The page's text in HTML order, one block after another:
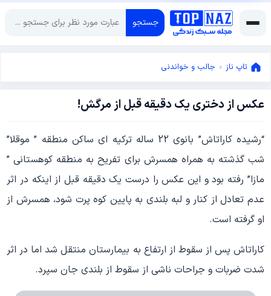
جستجو
تاپ ناز » جالب و خواندنی
عکس از دختری یک دقیقه قبل از مرگش!
آگوست
2013
آگوست
2013
“رشیده کاراتاش” بانوی 22 ساله ترکیه ای ساکن منطقه ” موقلا”
شب گذشته به همراه همسرش برای تفریح به منطقه کوهستانی ”
مازا” رفته بود و این عکس را درست یک دقیقه قبل از اینکه در اثر
عدم تعادل از کنار و لبه بلندی به پایین کوه پرت شود، همسرش از
او گرفته است.
کاراتاش پس از سقوط از ارتفاع به بیمارستان منتقل شد اما در اثر
شدت ضربات و جراحات ناشی از سقوط از بلندی جان سپرد.